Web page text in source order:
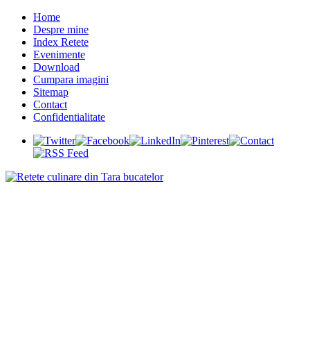
Home
Despre mine
Index Retete
Evenimente
Download
Cumpara imagini
Sitemap
Contact
Confidentialitate